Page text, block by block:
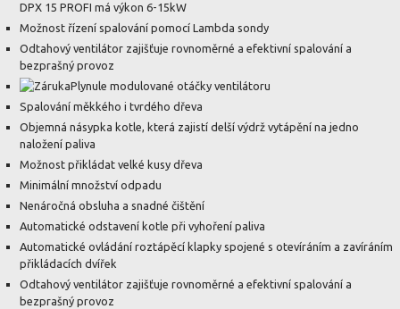
DPX 15 PROFI má výkon 6-15kW
Možnost řízení spalování pomocí Lambda sondy
Odtahový ventilátor zajišťuje rovnoměrné a efektivní spalování a
bezprašný provoz
Plynule modulované otáčky ventilátoru
Spalování měkkého i tvrdého dřeva
Objemná násypka kotle, která zajistí delší výdrž vytápění na jedno
naložení paliva
Možnost přikládat velké kusy dřeva
Minimální množství odpadu
Nenáročná obsluha a snadné čištění
Automatické odstavení kotle při vyhoření paliva
Automatické ovládání roztápěcí klapky spojené s otevíráním a zavíráním
přikládacích dvířek
Odtahový ventilátor zajišťuje rovnoměrné a efektivní spalování a
bezprašný provoz